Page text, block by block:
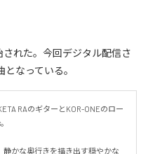
された。今回デジタル配信さ
となっている。
RAのギターとKOR-ONEのロー
かな奥行きを描き出す穏やかな